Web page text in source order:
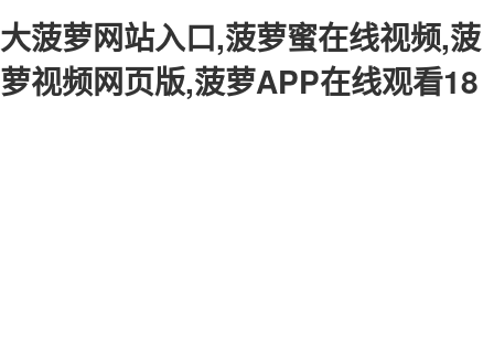
大菠萝网站入口,菠萝蜜在线视频,菠
萝视频网页版,菠萝APP在线观看18